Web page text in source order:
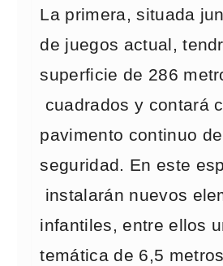
La primera, situada
de juegos actual,
superficie de 286
cuadrados y contará
pavimento continuo
seguridad. En este
instalarán nuevos
infantiles, entre ellos
temática de 6,5